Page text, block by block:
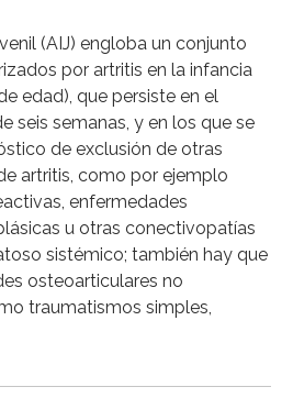
(AIJ) engloba un conjunto
por artritis en la infancia
edad), que persiste en el
seis semanas, y en los que se
de exclusión de otras
artritis, como por ejemplo
enfermedades
u otras conectivopatías
sistémico; también hay que
osteoarticulares no
traumatismos simples,